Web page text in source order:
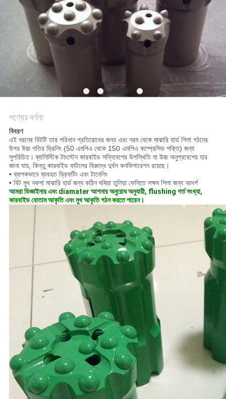
PRIVACY
POLICY
পণ্যের বর্ণনা
বিবরণ
এই ধরনের বিটটি তার পরিধান প্রতিরোধের জন্য এবং নরম থেকে মাঝারি হার্ড শিলা গঠনের
উপর উচ্চ গতির ড্রিলিং (50 এমপিএ থেকে 150 এমপিএ কম্প্রেসিভ শক্তি) জন্য
সুপরিচিত। ব্যালিস্টিক টাংস্টেন কারবাইড সন্নিবেশের উপস্থিতি যা উচ্চ অনুপ্রবেশের হার
জানা যায়, কিন্তু কারবাইড ফাটলের বিরুদ্ধে দুর্বল কনফিগারেশন রয়েছে।
• ব্যাপকভাবে ব্যবহৃত ড্রিফটিং এবং টানেলিং
• বিট মুখ নকশা মাঝারি হার্ড জন্য কঠিন ঘষিয়া তুলিয়া ফেলিতে সক্ষম শিলা জন্য আদর্শ
আমরা ডিজাইনার এবং diamater আপনার অনুরোধ অনুযায়ী, flushing গর্ত সংখ্যা,
কারবাইড বোতাম আকৃতি এবং মুখ আকৃতি গঠন করতে পারেন।